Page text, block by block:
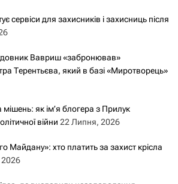
сервіси для захисників і захисниць після
Вавриш «забронював»
Терентьєва, який в базі «Миротворець»
мішень: як ім’я блогера з Прилук
війни 22 Липня, 2026
Майдану»: хто платить за захист крісла